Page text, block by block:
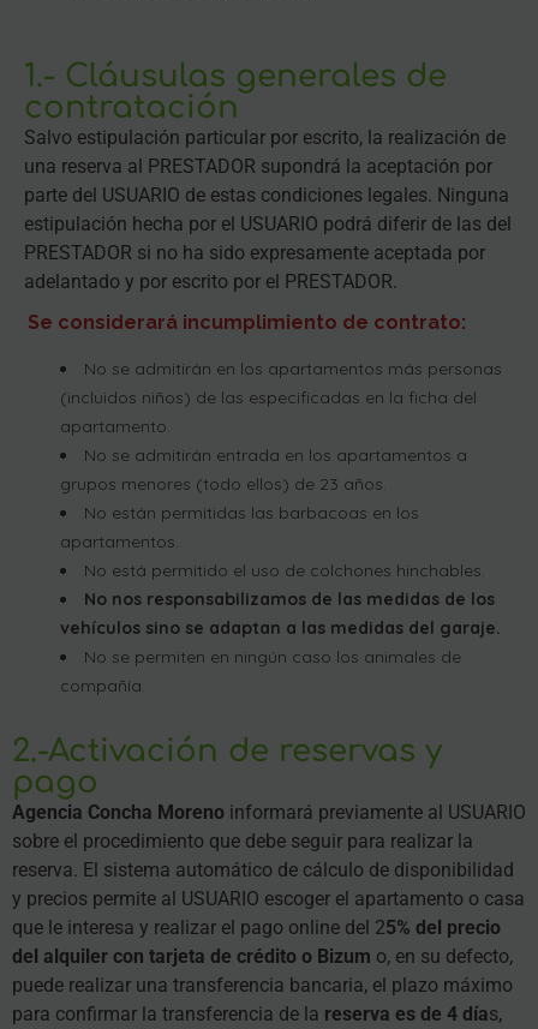
1.- Cláusulas generales de
contratación
Salvo estipulación particular por escrito, la realización de
una reserva al PRESTADOR supondrá la aceptación por
parte del USUARIO de estas condiciones legales. Ninguna
estipulación hecha por el USUARIO podrá diferir de las del
PRESTADOR si no ha sido expresamente aceptada por
adelantado y por escrito por el PRESTADOR.
Se considerará incumplimiento de contrato:
No se admitirán en los apartamentos más personas
(incluidos niños) de las especificadas en la ficha del
apartamento.
No se admitirán entrada en los apartamentos a
grupos menores (todo ellos) de 23 años.
No están permitidas las barbacoas en los
apartamentos.
No está permitido el uso de colchones hinchables.
No nos responsabilizamos de las medidas de los
vehículos sino se adaptan a las medidas del garaje.
No se permiten en ningún caso los animales de
compañía.
2.-Activación de reservas y
pago
Agencia Concha Moreno informará previamente al USUARIO
sobre el procedimiento que debe seguir para realizar la
reserva. El sistema automático de cálculo de disponibilidad
y precios permite al USUARIO escoger el apartamento o casa
que le interesa y realizar el pago online del 25% del precio
del alquiler con tarjeta de crédito o Bizum o, en su defecto,
puede realizar una transferencia bancaria, el plazo máximo
para confirmar la transferencia de la reserva es de 4 días,